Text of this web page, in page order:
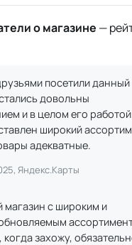
о магазине —
посетили данный
довольны
и в целом его
широкий
адекватные.
Яндекс.Карты
магазин с широким и
захожу,